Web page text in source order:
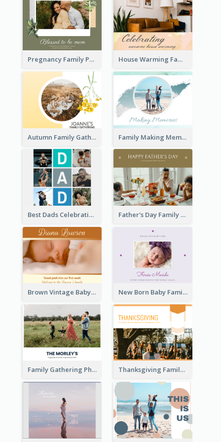
Pregnancy Family Photo Book House Warming Family Photo Book
Autumn Family Gathering Photo Book Family Making Memories Photo Book
Best Dads Celebration Photo Book Father's Day Family Photo Book
Brown Vintage Baby Family Photo Book New Born Baby Family Photo Book
Family Gathering Photo Book Thanksgiving Family Gathering Photo Book